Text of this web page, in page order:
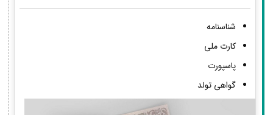
شناسنامه
کارت ملی
پاسپورت
گواهی تولد